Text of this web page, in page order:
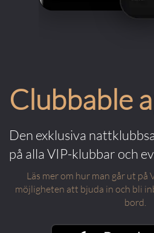
Clubbable
Den exklusiva
på alla VIP-klubbar och
Läs mer om hur man går ut på
möjligheten att bjuda in och bli
bord.